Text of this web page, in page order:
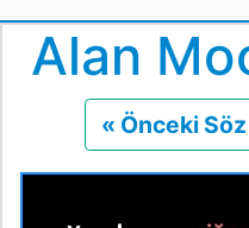
Alan
« Önceki Söz